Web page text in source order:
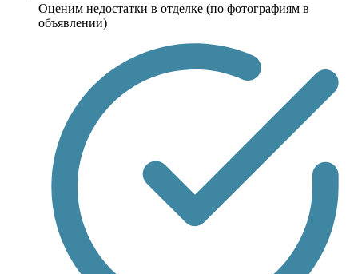
Оценим недостатки в отделке (по фотографиям в
объявлении)